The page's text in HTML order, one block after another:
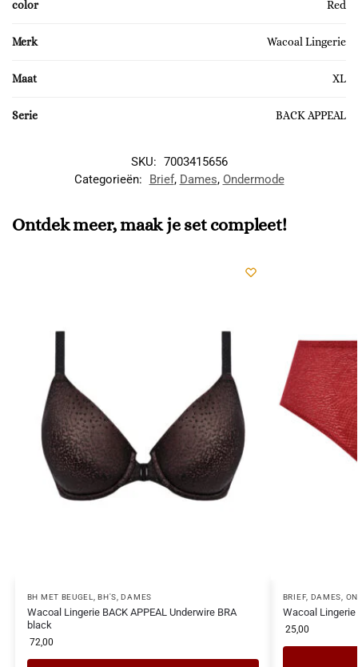
color Red
Merk Wacoal Lingerie
Maat XL
Serie BACK APPEAL
SKU: 7003415656
Categorieën:
Brief, Dames, Ondermode
Ontdek meer, maak je set compleet!
BH MET BEUGEL ,BH'S ,DAMES
Wacoal Lingerie BACK APPEAL Underwire BRA
black
72,00
BRIEF, DAMES
Wacoal Lingerie
25,00